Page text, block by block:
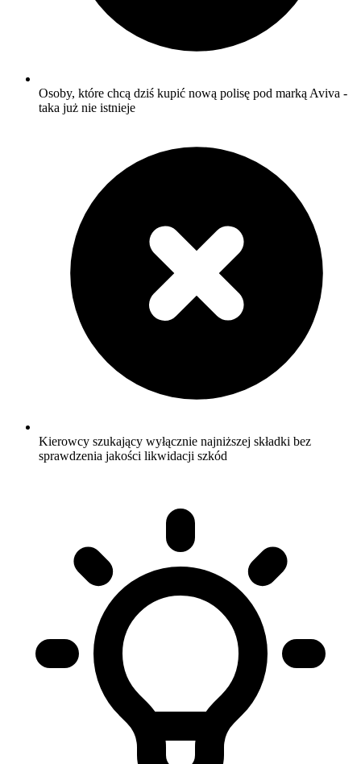
Osoby, które chcą dziś kupić nową polisę pod marką Aviva -
taka już nie istnieje
Kierowcy szukający wyłącznie najniższej składki bez
sprawdzenia jakości likwidacji szkód